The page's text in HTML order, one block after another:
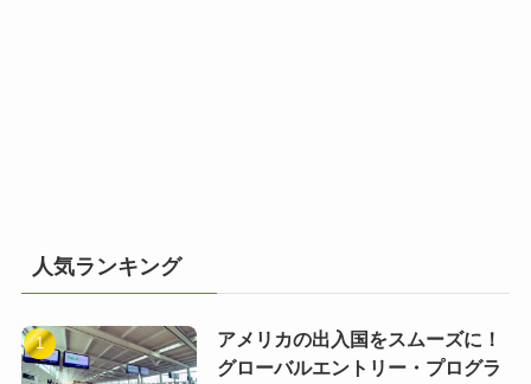
人気ランキング
アメリカの出入国をスムーズに！
グローバルエントリー・プログラ